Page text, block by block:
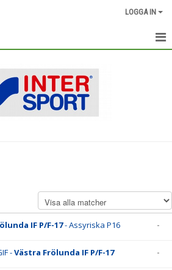
LOGGA IN
IF P/F-17- Assyriska P16 -
-Västra Frölunda IF P/F-17 -